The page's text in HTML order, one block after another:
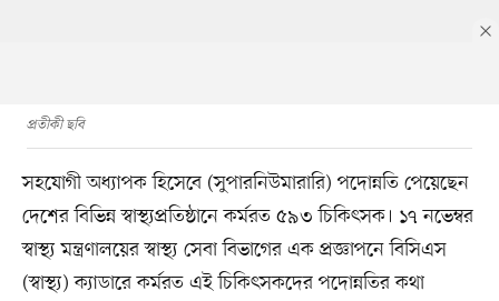
প্রতীকী ছবি
সহযোগী অধ্যাপক হিসেবে (সুপারনিউমারারি) পদোন্নতি পেয়েছেন
দেশের বিভিন্ন স্বাস্থ্যপ্রতিষ্ঠানে কর্মরত ৫৯৩ চিকিৎসক। ১৭ নভেম্বর
স্বাস্থ্য মন্ত্রণালয়ের স্বাস্থ্য সেবা বিভাগের এক প্রজ্ঞাপনে বিসিএস
(স্বাস্থ্য) ক্যাডারে কর্মরত এই চিকিৎসকদের পদোন্নতির কথা